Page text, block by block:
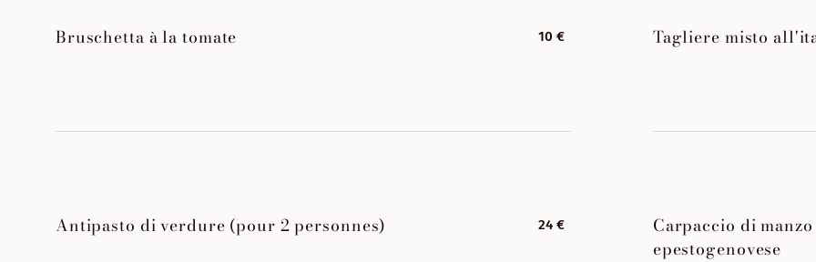
Bruschetta à la tomate 10 € Tagliere misto
Antipasto di verdure (pour 2 personnes) 24 €
Carpaccio di
epestogenovese